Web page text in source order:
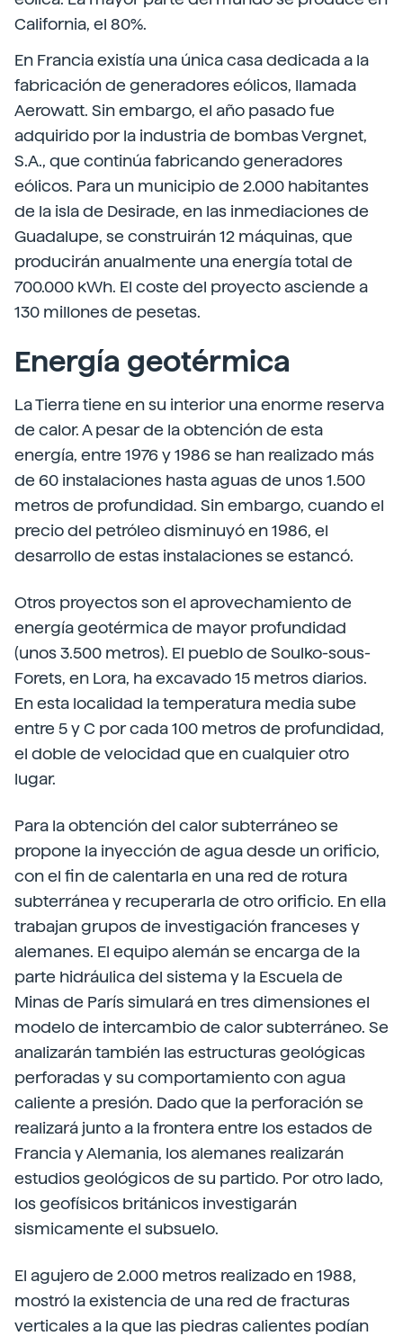
California, el 80%.
En Francia existía una única casa dedicada a la
fabricación de generadores eólicos, llamada
Aerowatt. Sin embargo, el año pasado fue
adquirido por la industria de bombas Vergnet,
S.A., que continúa fabricando generadores
eólicos. Para un municipio de 2.000 habitantes
de la isla de Desirade, en las inmediaciones de
Guadalupe, se construirán 12 máquinas, que
producirán anualmente una energía total de
700.000 kWh. El coste del proyecto asciende a
130 millones de pesetas.
Energía geotérmica
La Tierra tiene en su interior una enorme reserva
de calor. A pesar de la obtención de esta
energía, entre 1976 y 1986 se han realizado más
de 60 instalaciones hasta aguas de unos 1.500
metros de profundidad. Sin embargo, cuando el
precio del petróleo disminuyó en 1986, el
desarrollo de estas instalaciones se estancó.
Otros proyectos son el aprovechamiento de
energía geotérmica de mayor profundidad
(unos 3.500 metros). El pueblo de Soulko-sous-
Forets, en Lora, ha excavado 15 metros diarios.
En esta localidad la temperatura media sube
entre 5 y C por cada 100 metros de profundidad,
el doble de velocidad que en cualquier otro
lugar.
Para la obtención del calor subterráneo se
propone la inyección de agua desde un orificio,
con el fin de calentarla en una red de rotura
subterránea y recuperarla de otro orificio. En ella
trabajan grupos de investigación franceses y
alemanes. El equipo alemán se encarga de la
parte hidráulica del sistema y la Escuela de
Minas de París simulará en tres dimensiones el
modelo de intercambio de calor subterráneo. Se
analizarán también las estructuras geológicas
perforadas y su comportamiento con agua
caliente a presión. Dado que la perforación se
realizará junto a la frontera entre los estados de
Francia y Alemania, los alemanes realizarán
estudios geológicos de su partido. Por otro lado,
los geofísicos británicos investigarán
sismicamente el subsuelo.
El agujero de 2.000 metros realizado en 1988,
mostró la existencia de una red de fracturas
verticales a la que las piedras calientes podían